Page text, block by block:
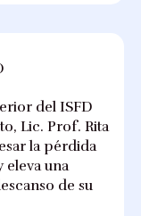
del ISFD
Lic. Prof. Rita
la pérdida
eleva una
de su